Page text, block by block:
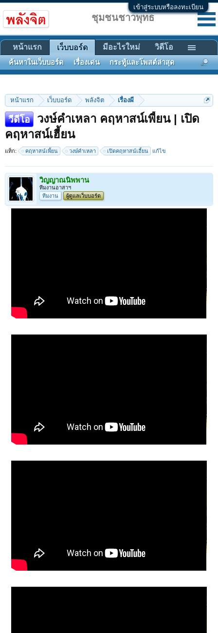
เข้าสู่ระบบหรือลงทะเบียน
หน้าแรก เว็บบอร์ด พลังจิต เรื่องผี
วีดีโอ
วงษ์คำเหลา คฤหาสน์เพี้ยน | เปิด
คฤหาสน์เฮี้ยน
แท็ก: คฤหาสน์เพี้ยน วงษ์คำเหลา เปิดคฤหาสน์เฮี้ยน แก้ไข
วิญญาณนิพพาน
ทีมงานอาสาฯ
ทีมงาน
ผู้ดูแลเว็บบอร์ด
ชุมชนชาวพุทธ
หน้าแรก เว็บบอร์ด
ค้นหาในเว็บบอร์ด เรื่องเด่น กระทู้และโพสต์ล่าสุด
มีอะไรใหม่ วิดีโอ